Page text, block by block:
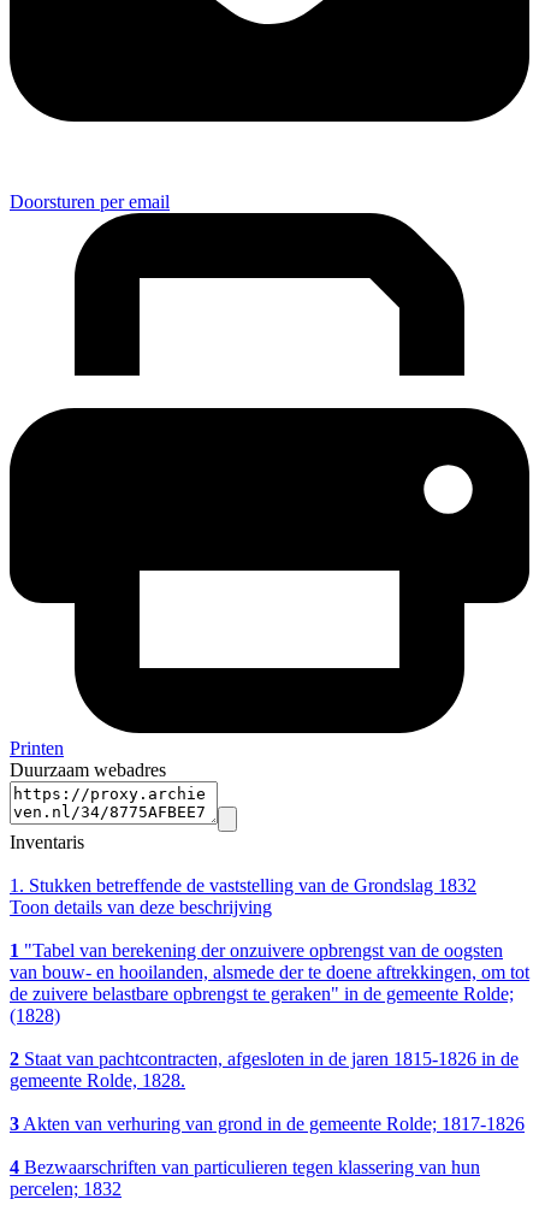
Doorsturen per email
Printen
Duurzaam webadres
Inventaris
1. Stukken betreffende de vaststelling van de Grondslag 1832
Toon details van deze beschrijving
1 "Tabel van berekening der onzuivere opbrengst van de oogsten
van bouw- en hooilanden, alsmede der te doene aftrekkingen, om tot
de zuivere belastbare opbrengst te geraken" in de gemeente Rolde;
(1828)
2 Staat van pachtcontracten, afgesloten in de jaren 1815-1826 in de
gemeente Rolde, 1828.
3Akten van verhuring van grond in de gemeente Rolde; 1817-1826
4 Bezwaarschriften van particulieren tegen klassering van hun
percelen; 1832